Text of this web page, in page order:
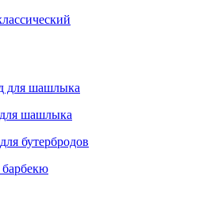
для шашлыка
шашлыка
бутербродов